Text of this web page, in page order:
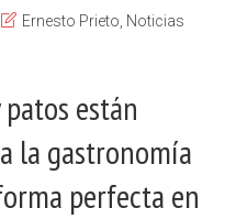
Ernesto Prieto Noticias
están
la gastronomía
perfecta en